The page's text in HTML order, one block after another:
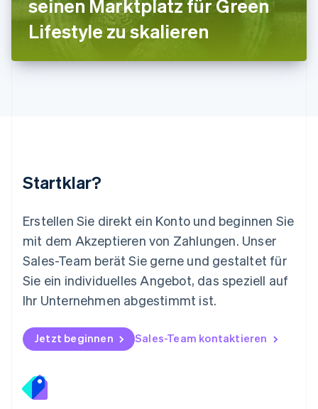
seinen Marktplatz für Green
Lifestyle zu skalieren
Startklar?
Erstellen Sie direkt ein Konto und beginnen Sie
mit dem Akzeptieren von Zahlungen. Unser
Sales-Team berät Sie gerne und gestaltet für
Sie ein individuelles Angebot, das speziell auf
Ihr Unternehmen abgestimmt ist.
Jetzt beginnen Sales-Team kontaktieren
Luxemburg
FrançaisDeutschEnglish
Malaysia
Malta
Nederlands English
Norwegen
Österreich
Polen
English
Portugal
Português English
Rumänien
Schweden
Svenska English
Deutsch
Singapur
English